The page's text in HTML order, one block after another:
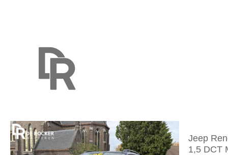
Jeep
1,5 DCT